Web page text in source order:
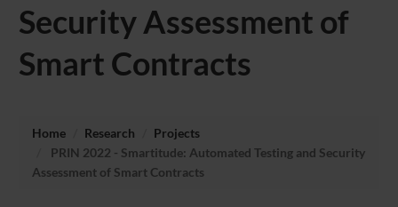
Security Assessment of
Smart Contracts
Home Research
Projects
PRIN 2022 - Smartitude: Automated Testing and Security
Assessment of Smart Contracts